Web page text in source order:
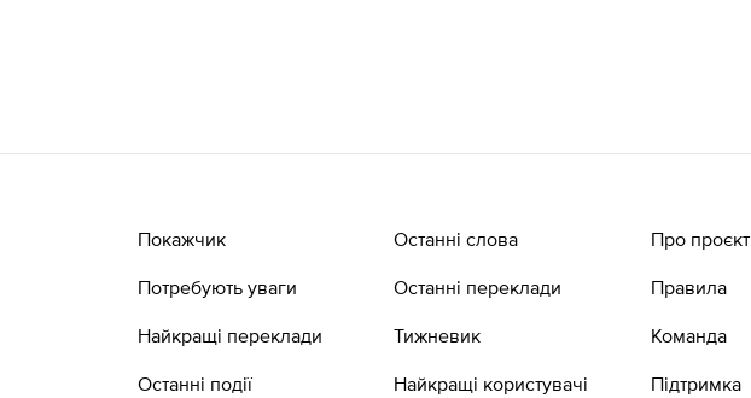
Покажчик
Потребують уваги
Найкращі переклади
Останні події
Останні слова
Останні переклади
Тижневик
Найкращі користувачі
Про проєкт
Правила
Команда
Підтримка